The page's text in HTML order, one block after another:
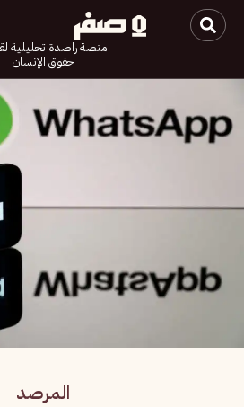
منصة راصدة تحليلية
حقوق الإنسان
المرصد